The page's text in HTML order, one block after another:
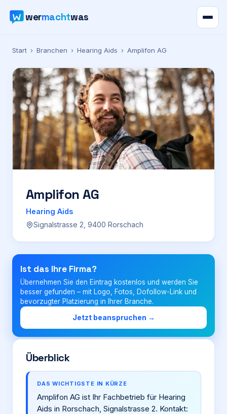
wermachtwas
Verzeichnis
Karte
News
Ratgeber
Werbung
Preise
Für Firmen
Login
Firma eintragen
Start › Branchen › Hearing Aids › Amplifon AG
Amplifon AG
Hearing Aids
Signalstrasse 2, 9400 Rorschach
Ist das Ihre Firma?
Übernehmen Sie den Eintrag kostenlos und werden Sie
besser gefunden – mit Logo, Fotos, Dofollow-Link und
bevorzugter Platzierung in Ihrer Branche.
Jetzt beanspruchen →
Überblick
DAS WICHTIGSTE IN KÜRZE
Amplifon AG ist Ihr Fachbetrieb für Hearing
Aids in Rorschach, Signalstrasse 2. Kontakt: